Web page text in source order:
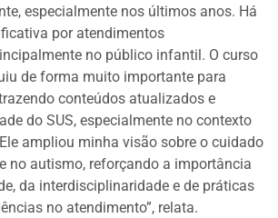
especialmente nos últimos anos. Há
por atendimentos
no público infantil. O curso
de forma muito importante para
conteúdos atualizados e
do SUS, especialmente no contexto
ampliou minha visão sobre o cuidado
no autismo, reforçando a importância
da interdisciplinaridade e de práticas
no atendimento”, relata.